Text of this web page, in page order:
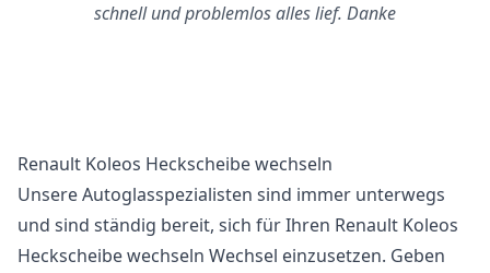
schnell und problemlos alles lief. Danke
Renault Koleos Heckscheibe wechseln
Unsere Autoglasspezialisten sind immer unterwegs
und sind ständig bereit, sich für Ihren Renault Koleos
Heckscheibe wechseln Wechsel einzusetzen. Geben